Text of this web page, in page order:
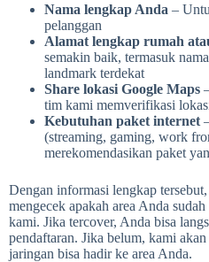
Nama lengkap Anda –
pelanggan
Alamat lengkap rumah
semakin baik, termasuk
landmark terdekat
Share lokasi Google Maps
tim kami memverifikasi
Kebutuhan paket internet
(streaming, gaming, work
merekomendasikan paket
Dengan informasi lengkap
mengecek apakah area Anda
kami. Jika tercover, Anda bisa
pendaftaran. Jika belum, kami
jaringan bisa hadir ke area Anda.